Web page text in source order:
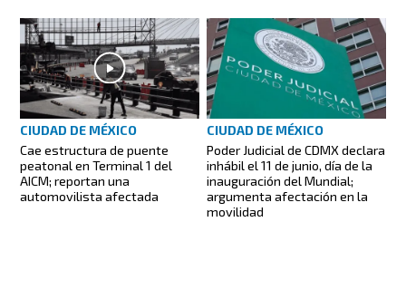
CIUDAD DE MÉXICO
Cae estructura de puente
peatonal en Terminal 1 del
AICM; reportan una
automovilista afectada
CIUDAD DE MÉXICO
Poder Judicial de CDMX declara
inhábil el 11 de junio, día de la
inauguración del Mundial;
argumenta afectación en la
movilidad